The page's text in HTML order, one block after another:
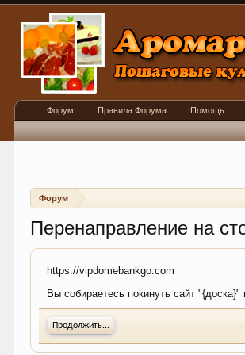
Форум
Перенаправление на
https://vipdomebankgo.com
Вы собираетесь покинуть сайт
Продолжить...
Форум Правила Форума Помощь